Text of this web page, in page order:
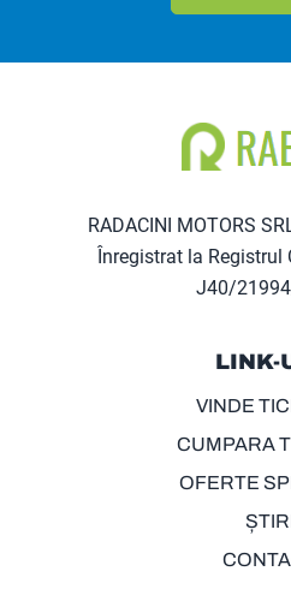
RADACINI MOTORS
Înregistrat la Registrul
J40/
LINK-
VINDE
CUMPARA
OFERTE